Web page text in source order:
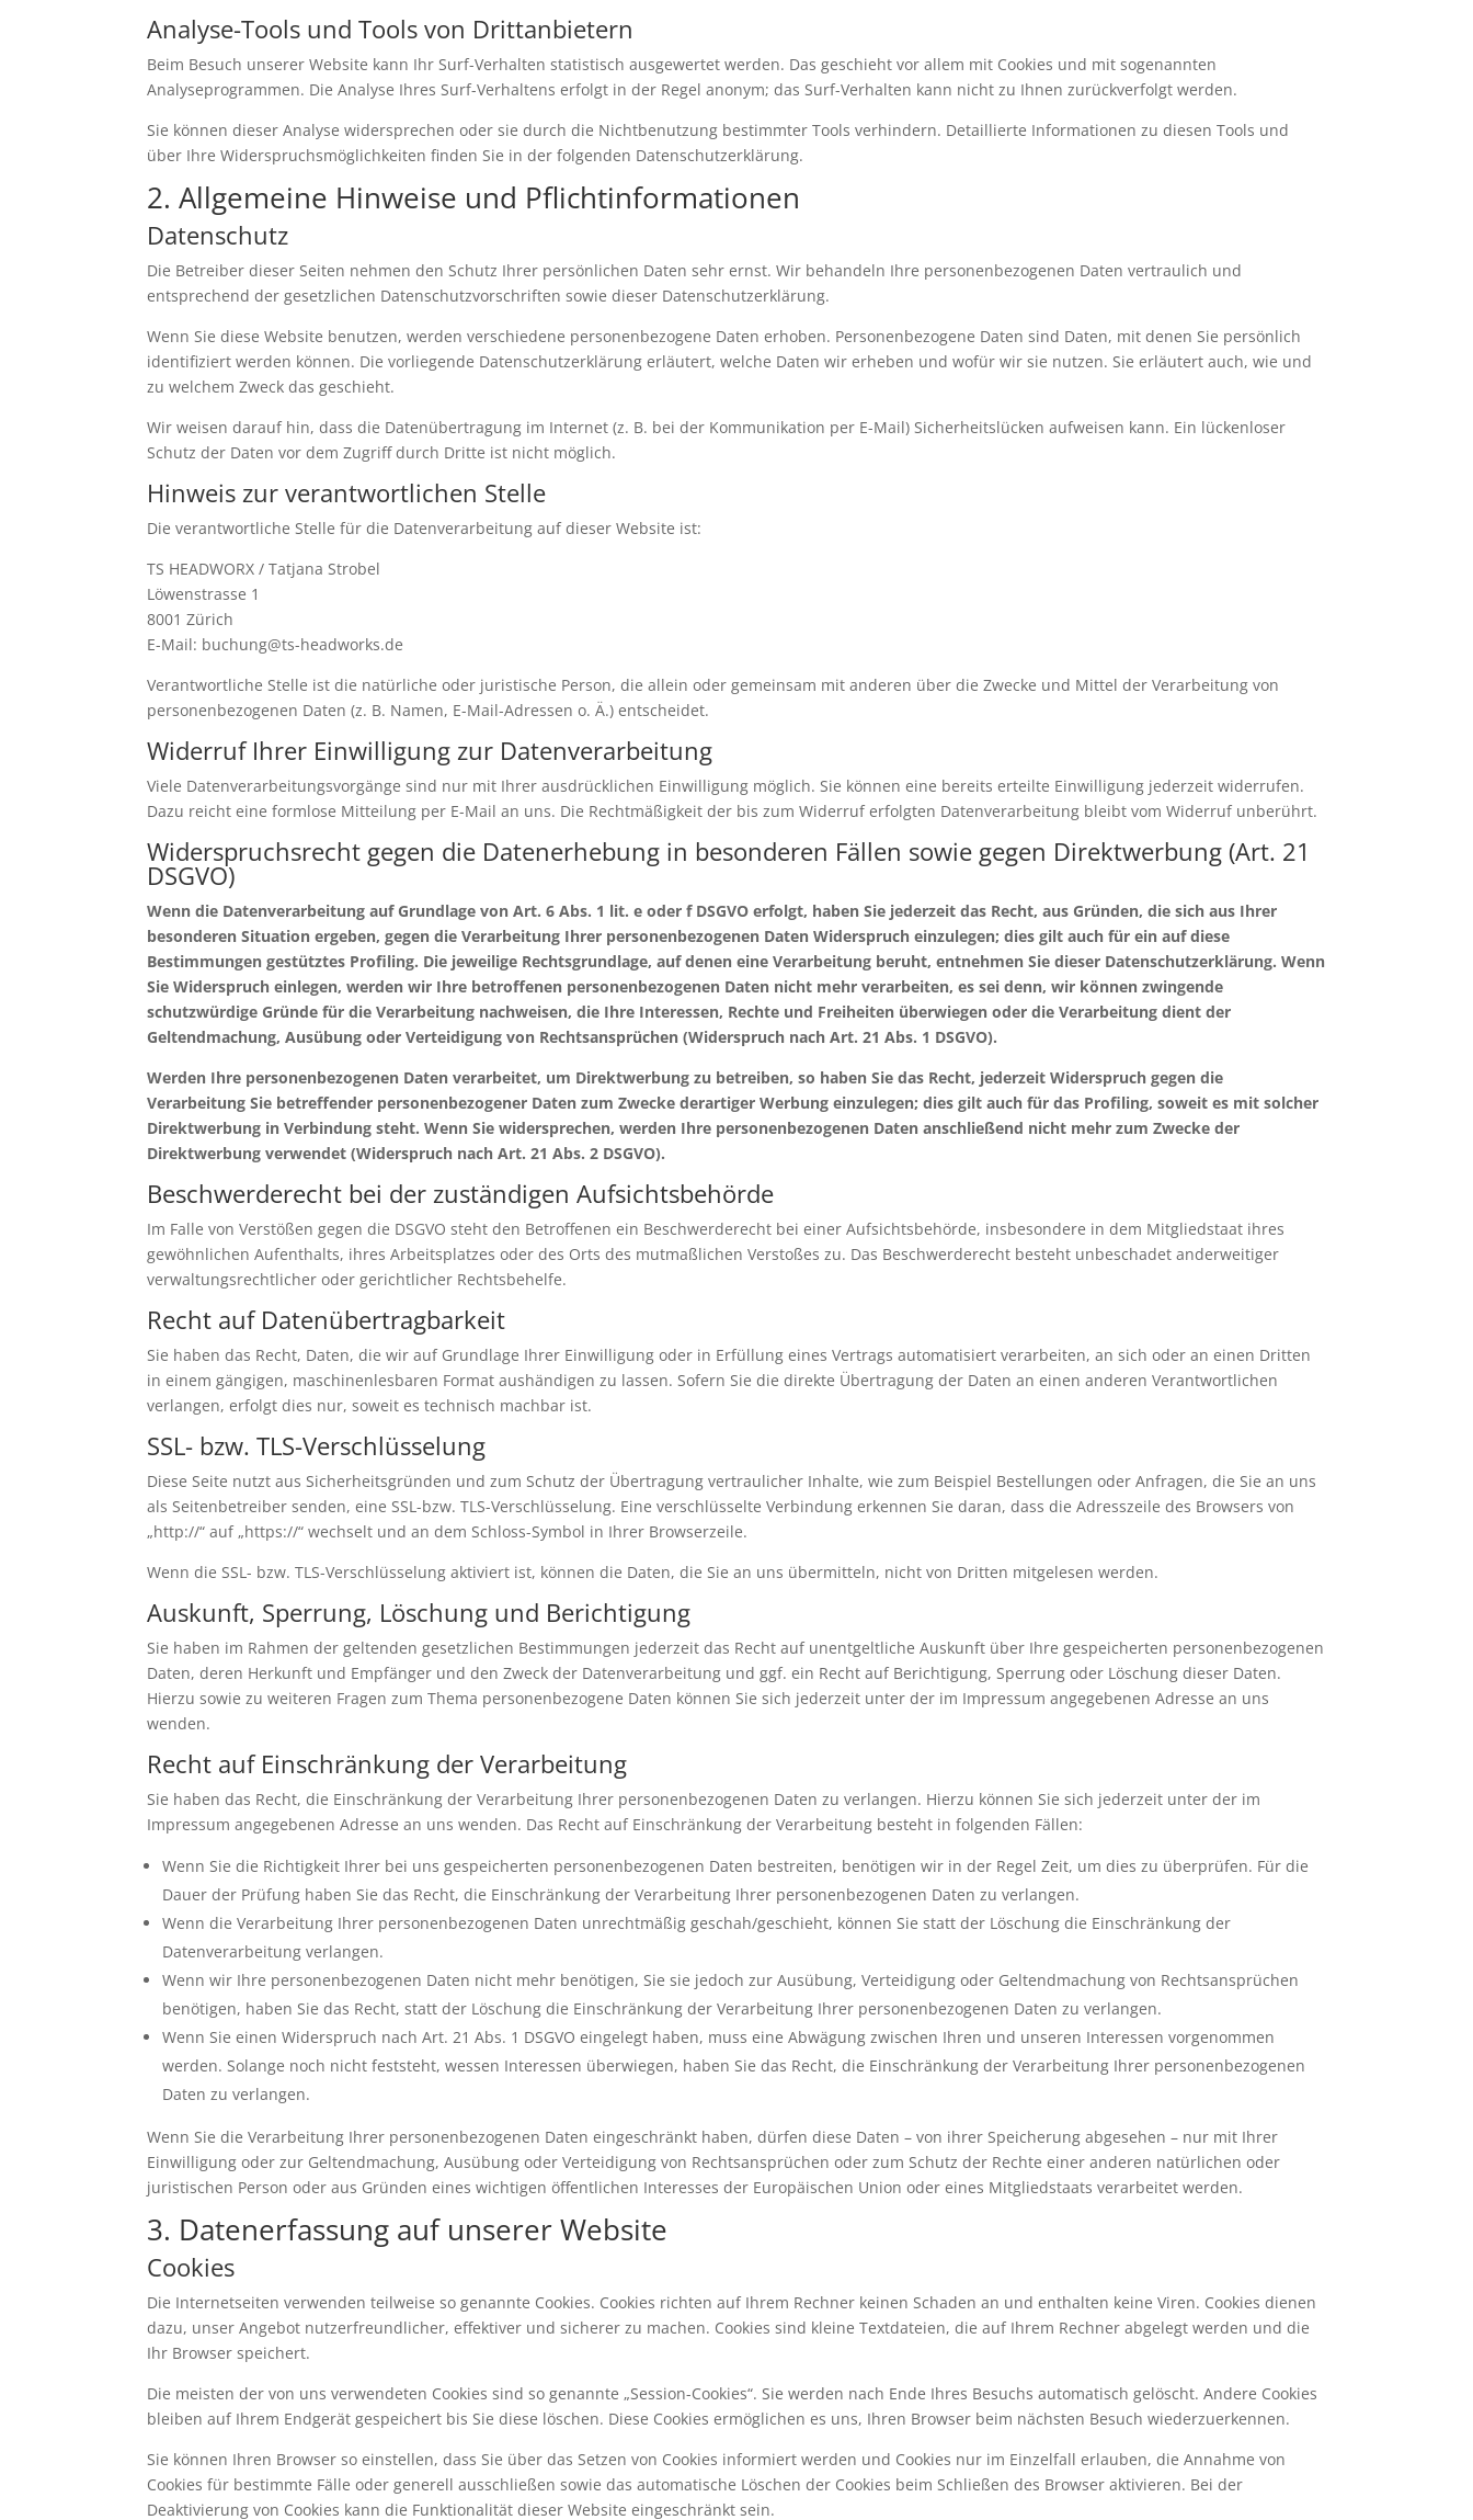
Analyse-Tools und Tools von Drittanbietern
Beim Besuch unserer Website kann Ihr Surf-Verhalten statistisch ausgewertet werden. Das geschieht vor allem mit Cookies und mit sogenannten
Analyseprogrammen. Die Analyse Ihres Surf-Verhaltens erfolgt in der Regel anonym; das Surf-Verhalten kann nicht zu Ihnen zurückverfolgt werden.
Sie können dieser Analyse widersprechen oder sie durch die Nichtbenutzung bestimmter Tools verhindern. Detaillierte Informationen zu diesen Tools und
über Ihre Widerspruchsmöglichkeiten finden Sie in der folgenden Datenschutzerklärung.
2. Allgemeine Hinweise und Pflichtinformationen
Datenschutz
Die Betreiber dieser Seiten nehmen den Schutz Ihrer persönlichen Daten sehr ernst. Wir behandeln Ihre personenbezogenen Daten vertraulich und
entsprechend der gesetzlichen Datenschutzvorschriften sowie dieser Datenschutzerklärung.
Wenn Sie diese Website benutzen, werden verschiedene personenbezogene Daten erhoben. Personenbezogene Daten sind Daten, mit denen Sie persönlich
identifiziert werden können. Die vorliegende Datenschutzerklärung erläutert, welche Daten wir erheben und wofür wir sie nutzen. Sie erläutert auch, wie und
zu welchem Zweck das geschieht.
Wir weisen darauf hin, dass die Datenübertragung im Internet (z. B. bei der Kommunikation per E-Mail) Sicherheitslücken aufweisen kann. Ein lückenloser
Schutz der Daten vor dem Zugriff durch Dritte ist nicht möglich.
Hinweis zur verantwortlichen Stelle
Die verantwortliche Stelle für die Datenverarbeitung auf dieser Website ist:
TS HEADWORX / Tatjana Strobel
Löwenstrasse 1
8001 Zürich
E-Mail: buchung@ts-headworks.de
Verantwortliche Stelle ist die natürliche oder juristische Person, die allein oder gemeinsam mit anderen über die Zwecke und Mittel der Verarbeitung von
personenbezogenen Daten (z. B. Namen, E-Mail-Adressen o. Ä.) entscheidet.
Widerruf Ihrer Einwilligung zur Datenverarbeitung
Viele Datenverarbeitungsvorgänge sind nur mit Ihrer ausdrücklichen Einwilligung möglich. Sie können eine bereits erteilte Einwilligung jederzeit widerrufen.
Dazu reicht eine formlose Mitteilung per E-Mail an uns. Die Rechtmäßigkeit der bis zum Widerruf erfolgten Datenverarbeitung bleibt vom Widerruf unberührt.
Widerspruchsrecht gegen die Datenerhebung in besonderen Fällen sowie gegen Direktwerbung (Art. 21
DSGVO)
Wenn die Datenverarbeitung auf Grundlage von Art. 6 Abs. 1 lit. e oder f DSGVO erfolgt, haben Sie jederzeit das Recht, aus Gründen, die sich aus Ihrer
besonderen Situation ergeben, gegen die Verarbeitung Ihrer personenbezogenen Daten Widerspruch einzulegen; dies gilt auch für ein auf diese
Bestimmungen gestütztes Profiling. Die jeweilige Rechtsgrundlage, auf denen eine Verarbeitung beruht, entnehmen Sie dieser Datenschutzerklärung. Wenn
Sie Widerspruch einlegen, werden wir Ihre betroffenen personenbezogenen Daten nicht mehr verarbeiten, es sei denn, wir können zwingende
schutzwürdige Gründe für die Verarbeitung nachweisen, die Ihre Interessen, Rechte und Freiheiten überwiegen oder die Verarbeitung dient der
Geltendmachung, Ausübung oder Verteidigung von Rechtsansprüchen (Widerspruch nach Art. 21 Abs. 1 DSGVO).
Werden Ihre personenbezogenen Daten verarbeitet, um Direktwerbung zu betreiben, so haben Sie das Recht, jederzeit Widerspruch gegen die
Verarbeitung Sie betreffender personenbezogener Daten zum Zwecke derartiger Werbung einzulegen; dies gilt auch für das Profiling, soweit es mit solcher
Direktwerbung in Verbindung steht. Wenn Sie widersprechen, werden Ihre personenbezogenen Daten anschließend nicht mehr zum Zwecke der
Direktwerbung verwendet (Widerspruch nach Art. 21 Abs. 2 DSGVO).
Beschwerderecht bei der zuständigen Aufsichtsbehörde
Im Falle von Verstößen gegen die DSGVO steht den Betroffenen ein Beschwerderecht bei einer Aufsichtsbehörde, insbesondere in dem Mitgliedstaat ihres
gewöhnlichen Aufenthalts, ihres Arbeitsplatzes oder des Orts des mutmaßlichen Verstoßes zu. Das Beschwerderecht besteht unbeschadet anderweitiger
verwaltungsrechtlicher oder gerichtlicher Rechtsbehelfe.
Recht auf Datenübertragbarkeit
Sie haben das Recht, Daten, die wir auf Grundlage Ihrer Einwilligung oder in Erfüllung eines Vertrags automatisiert verarbeiten, an sich oder an einen Dritten
in einem gängigen, maschinenlesbaren Format aushändigen zu lassen. Sofern Sie die direkte Übertragung der Daten an einen anderen Verantwortlichen
verlangen, erfolgt dies nur, soweit es technisch machbar ist.
SSL- bzw. TLS-Verschlüsselung
Diese Seite nutzt aus Sicherheitsgründen und zum Schutz der Übertragung vertraulicher Inhalte, wie zum Beispiel Bestellungen oder Anfragen, die Sie an uns
als Seitenbetreiber senden, eine SSL-bzw. TLS-Verschlüsselung. Eine verschlüsselte Verbindung erkennen Sie daran, dass die Adresszeile des Browsers von
„http://“ auf „https://“ wechselt und an dem Schloss-Symbol in Ihrer Browserzeile.
Wenn die SSL- bzw. TLS-Verschlüsselung aktiviert ist, können die Daten, die Sie an uns übermitteln, nicht von Dritten mitgelesen werden.
Auskunft, Sperrung, Löschung und Berichtigung
Sie haben im Rahmen der geltenden gesetzlichen Bestimmungen jederzeit das Recht auf unentgeltliche Auskunft über Ihre gespeicherten personenbezogenen
Daten, deren Herkunft und Empfänger und den Zweck der Datenverarbeitung und ggf. ein Recht auf Berichtigung, Sperrung oder Löschung dieser Daten.
Hierzu sowie zu weiteren Fragen zum Thema personenbezogene Daten können Sie sich jederzeit unter der im Impressum angegebenen Adresse an uns
wenden.
Recht auf Einschränkung der Verarbeitung
Sie haben das Recht, die Einschränkung der Verarbeitung Ihrer personenbezogenen Daten zu verlangen. Hierzu können Sie sich jederzeit unter der im
Impressum angegebenen Adresse an uns wenden. Das Recht auf Einschränkung der Verarbeitung besteht in folgenden Fällen:
Wenn Sie die Richtigkeit Ihrer bei uns gespeicherten personenbezogenen Daten bestreiten, benötigen wir in der Regel Zeit, um dies zu überprüfen. Für die
Dauer der Prüfung haben Sie das Recht, die Einschränkung der Verarbeitung Ihrer personenbezogenen Daten zu verlangen.
Wenn die Verarbeitung Ihrer personenbezogenen Daten unrechtmäßig geschah/geschieht, können Sie statt der Löschung die Einschränkung der
Datenverarbeitung verlangen.
Wenn wir Ihre personenbezogenen Daten nicht mehr benötigen, Sie sie jedoch zur Ausübung, Verteidigung oder Geltendmachung von Rechtsansprüchen
benötigen, haben Sie das Recht, statt der Löschung die Einschränkung der Verarbeitung Ihrer personenbezogenen Daten zu verlangen.
Wenn Sie einen Widerspruch nach Art. 21 Abs. 1 DSGVO eingelegt haben, muss eine Abwägung zwischen Ihren und unseren Interessen vorgenommen
werden. Solange noch nicht feststeht, wessen Interessen überwiegen, haben Sie das Recht, die Einschränkung der Verarbeitung Ihrer personenbezogenen
Daten zu verlangen.
Wenn Sie die Verarbeitung Ihrer personenbezogenen Daten eingeschränkt haben, dürfen diese Daten – von ihrer Speicherung abgesehen – nur mit Ihrer
Einwilligung oder zur Geltendmachung, Ausübung oder Verteidigung von Rechtsansprüchen oder zum Schutz der Rechte einer anderen natürlichen oder
juristischen Person oder aus Gründen eines wichtigen öffentlichen Interesses der Europäischen Union oder eines Mitgliedstaats verarbeitet werden.
3. Datenerfassung auf unserer Website
Cookies
Die Internetseiten verwenden teilweise so genannte Cookies. Cookies richten auf Ihrem Rechner keinen Schaden an und enthalten keine Viren. Cookies dienen
dazu, unser Angebot nutzerfreundlicher, effektiver und sicherer zu machen. Cookies sind kleine Textdateien, die auf Ihrem Rechner abgelegt werden und die
Ihr Browser speichert.
Die meisten der von uns verwendeten Cookies sind so genannte „Session-Cookies“. Sie werden nach Ende Ihres Besuchs automatisch gelöscht. Andere Cookies
bleiben auf Ihrem Endgerät gespeichert bis Sie diese löschen. Diese Cookies ermöglichen es uns, Ihren Browser beim nächsten Besuch wiederzuerkennen.
Sie können Ihren Browser so einstellen, dass Sie über das Setzen von Cookies informiert werden und Cookies nur im Einzelfall erlauben, die Annahme von
Cookies für bestimmte Fälle oder generell ausschließen sowie das automatische Löschen der Cookies beim Schließen des Browser aktivieren. Bei der
Deaktivierung von Cookies kann die Funktionalität dieser Website eingeschränkt sein.